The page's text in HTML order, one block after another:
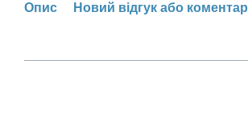
Опис Новий відгук або коментар